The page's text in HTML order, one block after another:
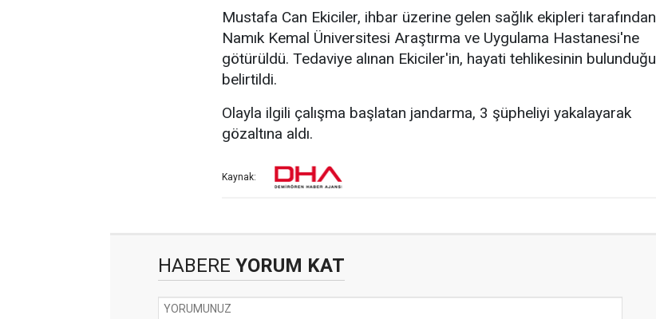
Mustafa Can Ekiciler, ihbar üzerine gelen sağlık ekipleri tarafından
Namık Kemal Üniversitesi Araştırma ve Uygulama Hastanesi'ne
götürüldü. Tedaviye alınan Ekiciler'in, hayati tehlikesinin bulunduğu
belirtildi.
Olayla ilgili çalışma başlatan jandarma, 3 şüpheliyi yakalayarak
gözaltına aldı.
Kaynak:
HABERE YORUM KAT